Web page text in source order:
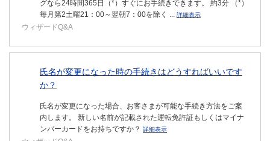
グなら24時間365日（*）すぐにお手続きできます。 約3分 （*）
毎月第2土曜21：00～翌朝7：00を除く ... 詳細表示
ウィザードQ&A
氏名が変更になった時の手続きはどうすればいいです
か？
氏名が変更になった場合、お客さまが可能な手続き方法をご案
内します。 新しい名前が記載された運転免許証もしくはマイナ
ンバーカードをお持ちですか？ 詳細表示